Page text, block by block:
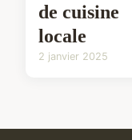
de cuisine
locale
2 janvier 2025